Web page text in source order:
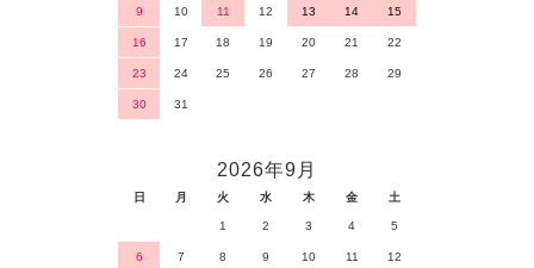
9 10 11 12 13 14 15
16 17 18 19 20 21 22
23 24 25 26 27 28 29
30 31
2026年9月
日 月 火 水 木 金 土
1 2 3 4 5
6 7 8 9 10 11 12